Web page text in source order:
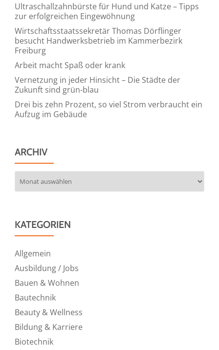
Ultraschallzahnbürste für Hund und Katze – Tipps
zur erfolgreichen Eingewöhnung
Wirtschaftsstaatssekretär Thomas Dörflinger
besucht Handwerksbetrieb im Kammerbezirk
Freiburg
Arbeit macht Spaß oder krank
Vernetzung in jeder Hinsicht – Die Städte der
Zukunft sind grün-blau
Drei bis zehn Prozent, so viel Strom verbraucht ein
Aufzug im Gebäude
ARCHIV
KATEGORIEN
Allgemein
Ausbildung / Jobs
Bauen & Wohnen
Bautechnik
Beauty & Wellness
Bildung & Karriere
Biotechnik